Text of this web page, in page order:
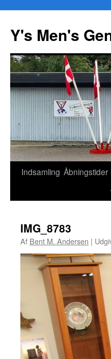
Y's Men's
Hop
Indsamling Åbningstider
IMG_8783
Af Bent M. Andersen |